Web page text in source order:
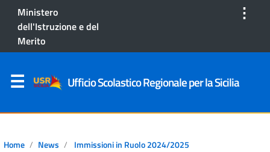
Ministero
dell'Istruzione e del
Merito
⋮
Ufficio Scolastico Regionale per la Sicilia
Home News Immissioni in Ruolo 2024/2025